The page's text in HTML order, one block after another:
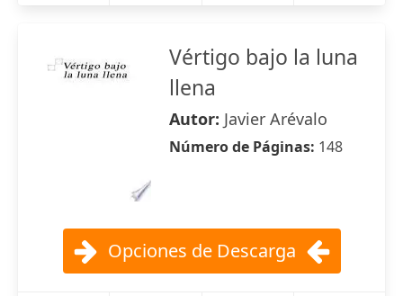
Vértigo bajo la luna
llena
Autor: Javier Arévalo
Número de Páginas: 148
Opciones de Descarga